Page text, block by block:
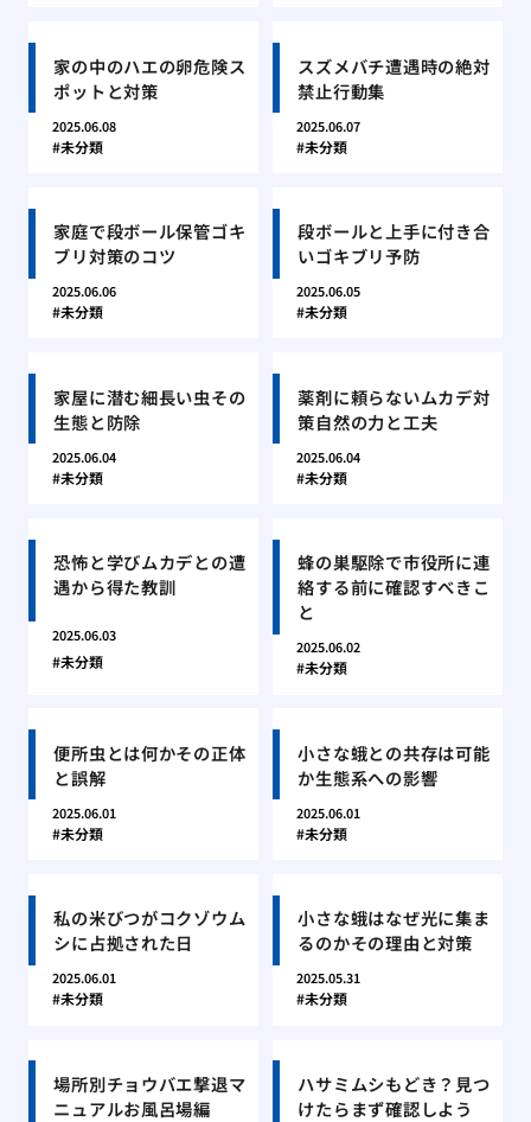
家の中のハエの卵危険ス
ポットと対策
2025.06.08
未分類
スズメバチ遭遇時の絶対
禁止行動集
2025.06.07
未分類
家庭で段ボール保管ゴキ
ブリ対策のコツ
2025.06.06
未分類
段ボールと上手に付き合
いゴキブリ予防
2025.06.05
未分類
家屋に潜む細長い虫その
生態と防除
2025.06.04
未分類
薬剤に頼らないムカデ対
策自然の力と工夫
2025.06.04
未分類
恐怖と学びムカデとの遭
遇から得た教訓
2025.06.03
未分類
蜂の巣駆除で市役所に連
絡する前に確認すべきこ
と
2025.06.02
未分類
便所虫とは何かその正体
と誤解
2025.06.01
未分類
小さな蛾との共存は可能
か生態系への影響
2025.06.01
未分類
私の米びつがコクゾウム
シに占拠された日
2025.06.01
未分類
小さな蛾はなぜ光に集ま
るのかその理由と対策
2025.05.31
未分類
場所別チョウバエ撃退マ
ニュアルお風呂場編
ハサミムシもどき？見つ
けたらまず確認しよう